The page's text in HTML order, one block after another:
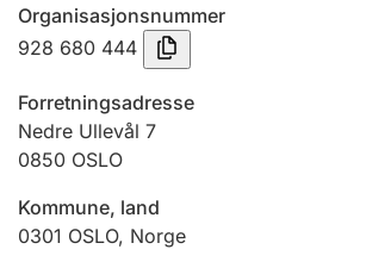
Jeger
Organisasjonsnummer
928 680 444
Forretningsadresse
Nedre Ullevål 7
0850 OSLO
Kommune, land
0301 OSLO, Norge